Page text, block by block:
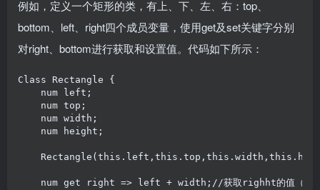
例如，定义一个矩形的类，有上、下、左、右：top、
bottom、left、right四个成员变量，使用get及set关键字分别
对right、bottom进行获取和设置值。代码如下所示：
Class Rectangle {
    num left;
    num top;
    num width;
    num height;
num get right => left + width;//获取righht的值（第